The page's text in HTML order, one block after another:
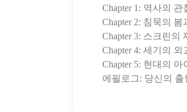
Chapter 1: 역사의
Chapter 2: 침묵의
Chapter 3: 스크린의
Chapter 4: 세기의
Chapter 5: 현대의